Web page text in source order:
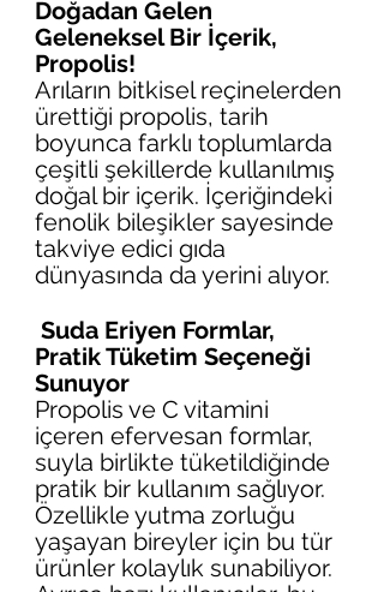
Doğadan Gelen
Geleneksel Bir İçerik,
Propolis!
Arıların bitkisel reçinelerden
ürettiği propolis, tarih
boyunca farklı toplumlarda
çeşitli şekillerde kullanılmış
doğal bir içerik. İçeriğindeki
fenolik bileşikler sayesinde
takviye edici gıda
dünyasında da yerini alıyor.
Suda Eriyen Formlar,
Pratik Tüketim Seçeneği
Sunuyor
Propolis ve C vitamini
içeren efervesan formlar,
suyla birlikte tüketildiğinde
pratik bir kullanım sağlıyor.
Özellikle yutma zorluğu
yaşayan bireyler için bu tür
ürünler kolaylık sunabiliyor.